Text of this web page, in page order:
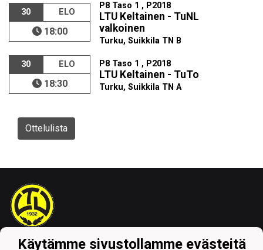
30 ELO
18:00
P8 Taso 1 , P2018
LTU Keltainen - TuNL
valkoinen
Turku, Suikkila TN B
30 ELO
18:30
P8 Taso 1 , P2018
LTU Keltainen - TuTo
Turku, Suikkila TN A
Ottelulista
Tietosuojaseloste
Käytämme sivustollamme evästeitä